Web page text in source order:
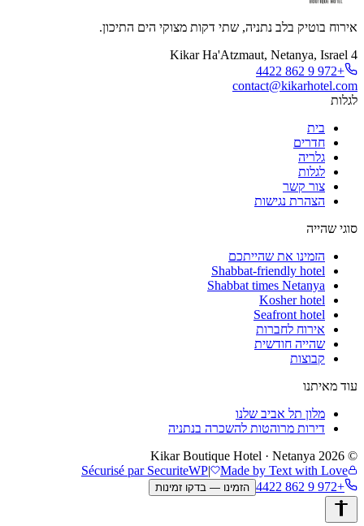
אירוח בוטיק בלב נתניה, שתי דקות מצוקי הים התיכון.
4 Kikar Ha'Atzmaut, Netanya, Israel
+972 9 862 4422
contact@kikarhotel.com
לגלות
בית
חדרים
גלריה
לגלות
צור קשר
הצהרת נגישות
סוגי שהייה
הזמינו את שהייתכם
Shabbat-friendly hotel
Shabbat times Netanya
Kosher hotel
Seafront hotel
אירוח לחברות
שהייה חודשית
קבוצות
עוד מאיתנו
מלון תל אביב שלנו
דירות מרוהטות להשכרה בנתניה
©
2026
Sécurisé par SecuriteWP|
Made by Text with Love
+972 9 862 4422
הזמינו — בדקו זמינות